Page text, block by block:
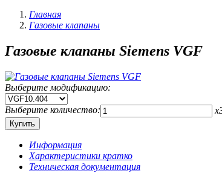
Главная
Газовые клапаны
Газовые клапаны Siemens VGF
Выберите модификацию:
Выберите количество: x
Информация
Характеристики кратко
Техническая документация